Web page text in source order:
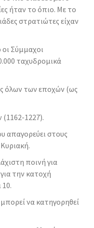
ήταν το όπιο. Με το
στρατιώτες είχαν
Σύμμαχοι
ταχυδρομικά
όλων των εποχών (ως
(1162-1227).
απαγορεύει στους
ποινή για
την κατοχή
10.
να κατηγορηθεί